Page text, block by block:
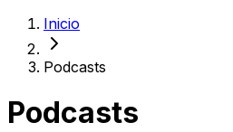
Inicio
Podcasts
Podcasts